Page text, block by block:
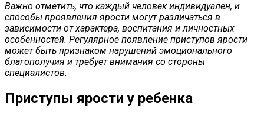
Важно отметить, что каждый человек индивидуален, и
способы проявления ярости могут различаться в
зависимости от характера, воспитания и личностных
особенностей. Регулярное появление приступов ярости
может быть признаком нарушений эмоционального
благополучия и требует внимания со стороны
специалистов.
Приступы ярости у ребенка